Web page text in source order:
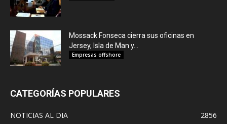
Mossack Fonseca cierra sus oficinas en
Jersey, Isla de Man y...
Empresas offshore
CATEGORÍAS POPULARES
NOTICIAS AL DIA
2856